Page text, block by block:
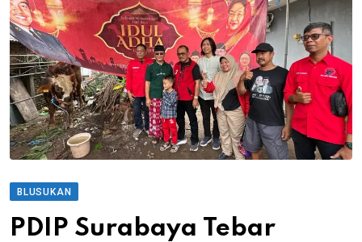
BLUSUKAN
PDIP Surabaya Tebar